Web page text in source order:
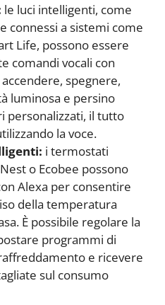
le luci intelligenti, come
connessi a sistemi come
Life, possono essere
comandi vocali con
spegnere,
luminosa e persino
personalizzati, il tutto
la voce.
i termostati
o Ecobee possono
Alexa per consentire
della temperatura
È possibile regolare la
programmi di
e ricevere
sul consumo